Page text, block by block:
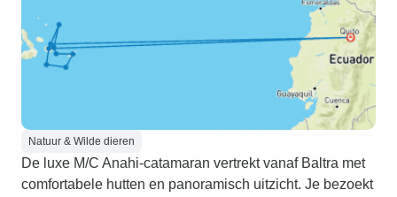
Natuur & Wilde dieren
De luxe M/C Anahi-catamaran vertrekt vanaf Baltra met
comfortabele hutten en panoramisch uitzicht. Je bezoekt